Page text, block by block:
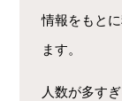
情報をもと
ます。
人数が多す